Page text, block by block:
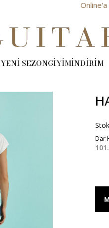
Online'a Özel: %10 İndirim
YENİ SEZONGİYİMİNDİRİM
Dar